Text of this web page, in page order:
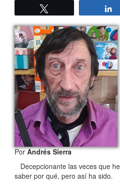
PorAndrés Sierra
Decepcionante las veces que
saber por qué, pero así ha sido.